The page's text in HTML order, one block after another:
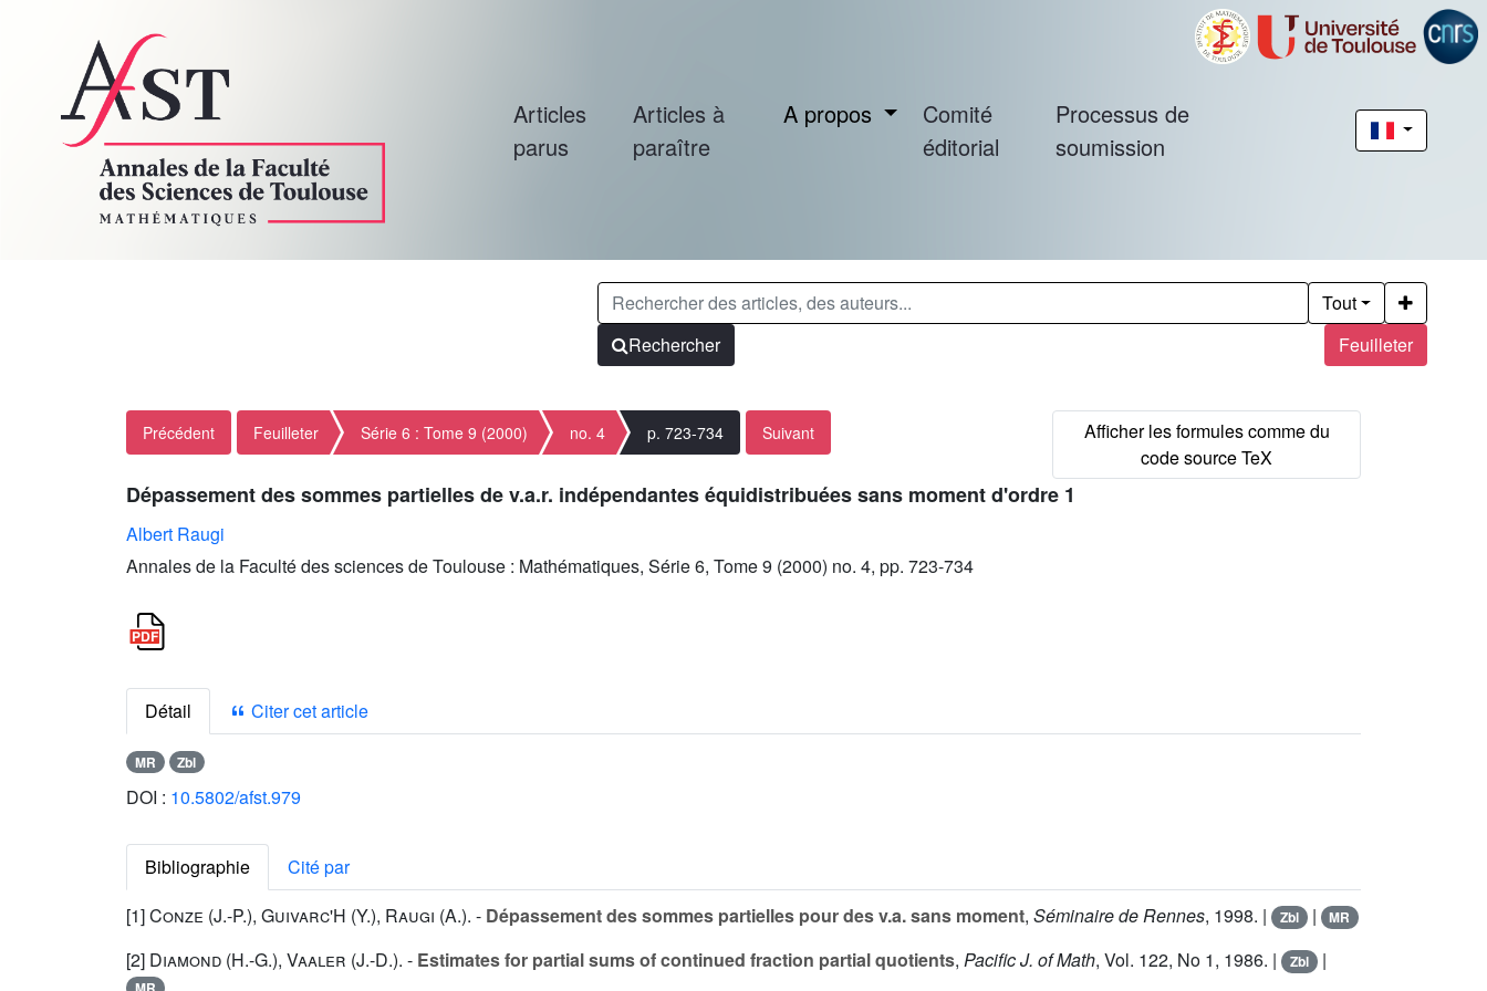
Articles
parus
Articles à
paraître
A propos
Comité
éditorial
Processus de
soumission
Feuilleter
Tout
Rechercher
Précédent Feuilleter Série 6 : Tome 9 (2000) no. 4 p. 723-734 Suivant
Dépassement des sommes partielles de v.a.r. indépendantes équidistribuées sans moment d'ordre 1
Albert Raugi
Annales de la Faculté des sciences de Toulouse : Mathématiques, Série 6, Tome 9 (2000) no. 4, pp. 723-734
Détail Citer cet article
MR Zbl
DOI : 10.5802/afst.979
Bibliographie
Cité par
[1]Conze (J.-P.), Guivarc'H (Y.), Raugi (A.). - Dépassement des sommes partielles pour des v.a. sans moment, Séminaire de Rennes, 1998. | Zbl | MR
[2] Diamond (H.-G.), Vaaler (J.-D.). - Estimates for partial sums of continued fraction partial quotients, Pacific J. of Math, Vol. 122, No 1, 1986. | Zbl |